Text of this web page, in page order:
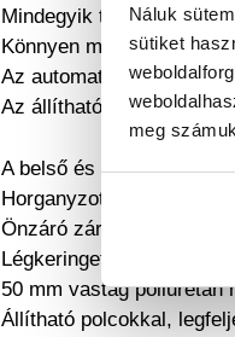
Náluk
sütiket
meg
Mindegyik terhelhetőség
Könnyen mozgatható és
Az automatikus
Az állítható polcok a GN
A belső és külső ház
Horganyzott acélból
Önzáró zárható ajtó(k)
Légkeringetéses hűtés
50 mm vastag poliuretán
Állítható polcokkal,